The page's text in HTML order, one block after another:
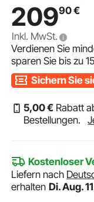
20990€
Inkl. MwSt.
Verdienen Sie
sparen Sie bis zu
Sichern Sie
5,00€ Rabatt
Bestellungen.
Kostenloser
Liefern nach
erhalten Di. Aug.